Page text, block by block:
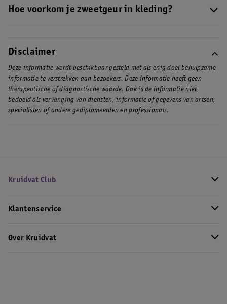
zweetgeur niet meer uit je kleding krijgt:
• Gebruik minder wasverzachter
het volgende doen:
• Leg je kleding een nacht in de vriezer
• Stoom je kleding
Lees hier meer over onze tips om zweetgeur uit kleding te
Hoe voorkom je zweetgeur in kleding?
elke dag schone kleren en was je oksels grondig.
Disclaimer
Deze informatie wordt beschikbaar gesteld met als enig doel behulpzame
informatie te verstrekken aan bezoekers. Deze informatie heeft geen
therapeutische of diagnostische waarde. Ook is de informatie niet
bedoeld als vervanging van diensten, informatie of gegevens van artsen,
specialisten of andere gediplomeerden en professionals.
Kruidvat Club
Klantenservice
Over Kruidvat